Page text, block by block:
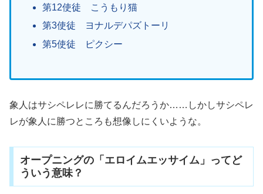
第12使徒 こうもり猫
第3使徒 ヨナルデパズトーリ
第5使徒 ピクシー
象人はサシペレレに勝てるんだろうか……しかしサシペレ
レが象人に勝つところも想像しにくいような。
オープニングの「エロイムエッサイム」ってど
ういう意味？